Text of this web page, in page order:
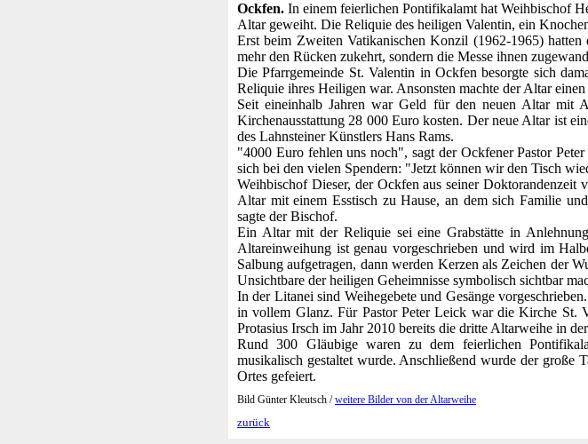
Ockfen. In einem feierlichen Pontifikalamt hat Weihbischof
Altar geweiht. Die Reliquie des heiligen Valentin, ein
Erst beim Zweiten Vatikanischen Konzil (1962-1965)
mehr den Rücken zukehrt, sondern die Messe ihnen
Die Pfarrgemeinde St. Valentin in Ockfen besorgte sich
Reliquie ihres Heiligen war. Ansonsten machte der Altar
Seit eineinhalb Jahren war Geld für den neuen Altar mit
Kirchenausstattung 28 000 Euro kosten. Der neue Altar ist
des Lahnsteiner Künstlers Hans Rams.
"4000 Euro fehlen uns noch", sagt der Ockfener Pastor
sich bei den vielen Spendern: "Jetzt können wir den Tisch
Weihbischof Dieser, der Ockfen aus seiner
Altar mit einem Esstisch zu Hause, an dem sich Familie
sagte der Bischof.
Ein Altar mit der Reliquie sei eine Grabstätte in
Altareinweihung ist genau vorgeschrieben und wird im
Salbung aufgetragen, dann werden Kerzen als Zeichen der
Unsichtbare der heiligen Geheimnisse symbolisch sichtbar
In der Litanei sind Weihegebete und Gesänge
in vollem Glanz. Für Pastor Peter Leick war die Kirche St.
Protasius Irsch im Jahr 2010 bereits die dritte Altarweihe in
Rund 300 Gläubige waren zu dem feierlichen
musikalisch gestaltet wurde. Anschließend wurde der große
Ortes gefeiert.
Bild Günter Kleutsch /weitere Bilder von der Altarweihe
zurück